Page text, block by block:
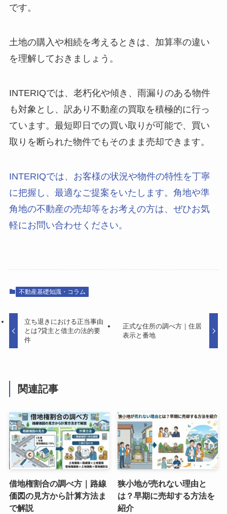
です。
土地の購入や相続を考えるときは、加算率の違い
を理解しておきましょう。
INTERIQでは、老朽化や傾き、雨漏りのある物件
も対象とし、訳あり不動産の買取を積極的に行っ
ています。最短即日での買い取りが可能で、買い
取りを断られた物件でもそのまま売却できます。
INTERIQでは、お客様の状況や物件の特性を丁寧
に把握し、最適なご提案をいたします。角地や準
角地の不動産の売却等をお考えの方は、ぜひお気
軽にお問い合わせください。
不動産基礎知識・コラム
立ち退きにおける正当事由
とは?貸主と借主の法的要
件
正式な住所の調べ方｜住居
表示と番地
関連記事
借地権割合の調べ方｜路線
価図の見方から計算方法ま
で解説
狭小地が売れない理由と
は？早期に売却する方法を
紹介